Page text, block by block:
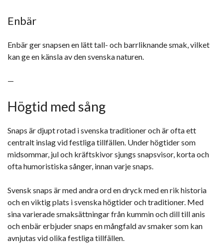
Enbär
Enbär ger snapsen en lätt tall- och barrliknande smak, vilket
kan ge en känsla av den svenska naturen.
—
Högtid med sång
Snaps är djupt rotad i svenska traditioner och är ofta ett
centralt inslag vid festliga tillfällen. Under högtider som
midsommar, jul och kräftskivor sjungs snapsvisor, korta och
ofta humoristiska sånger, innan varje snaps.
Svensk snaps är med andra ord en dryck med en rik historia
och en viktig plats i svenska högtider och traditioner. Med
sina varierade smaksättningar från kummin och dill till anis
och enbär erbjuder snaps en mångfald av smaker som kan
avnjutas vid olika festliga tillfällen.